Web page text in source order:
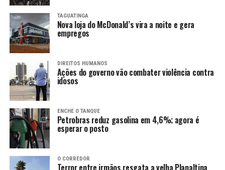
TAGUATINGA
Nova loja do McDonald’s vira a noite e gera
empregos
DIREITOS HUMANOS
Ações do governo vão combater violência contra
idosos
ENCHE O TANQUE
Petrobras reduz gasolina em 4,6%; agora é
esperar o posto
O CORREDOR